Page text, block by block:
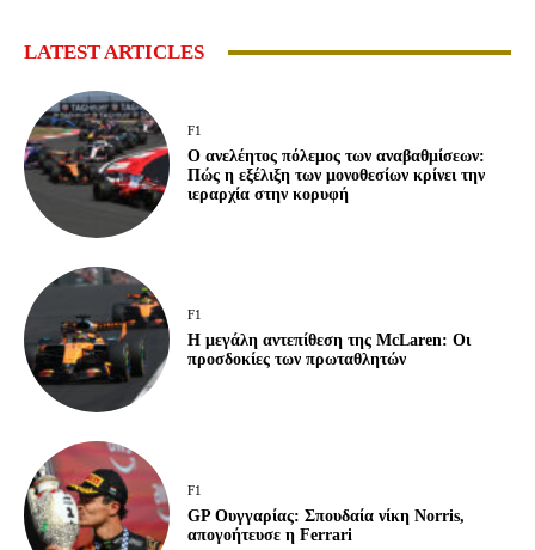
LATEST ARTICLES
F1
Ο ανελέητος πόλεμος των αναβαθμίσεων:
Πώς η εξέλιξη των μονοθεσίων κρίνει την
ιεραρχία στην κορυφή
F1
Η μεγάλη αντεπίθεση της McLaren: Οι
προσδοκίες των πρωταθλητών
F1
GP Ουγγαρίας: Σπουδαία νίκη Norris,
απογοήτευσε η Ferrari